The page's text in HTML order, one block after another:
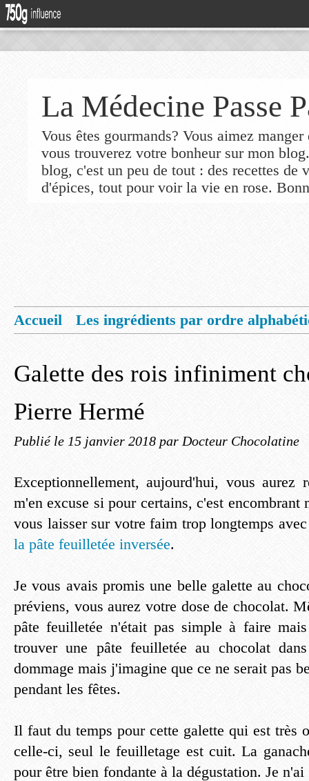
La Médecine Passe
Vous êtes gourmands? Vous aimez
vous trouverez votre bonheur sur mon
blog, c'est un peu de tout : des recettes de
d'épices, tout pour voir la vie en rose.
Accueil
Les ingrédients par ordre
Galette des rois infiniment
Pierre Hermé
Publié le 15 janvier 2018 par Docteur Chocolatine
Exceptionnellement, aujourd'hui, vous aurez
m'en excuse si pour certains, c'est encombrant
vous laisser sur votre faim trop longtemps
la pâte feuilletée inversée.
Je vous avais promis une belle galette au
préviens, vous aurez votre dose de chocolat.
pâte feuilletée n'était pas simple à faire
trouver une pâte feuilletée au chocolat
dommage mais j'imagine que ce ne serait pas
pendant les fêtes.
Il faut du temps pour cette galette qui est très
celle-ci, seul le feuilletage est cuit. La
pour être bien fondante à la dégustation. Je